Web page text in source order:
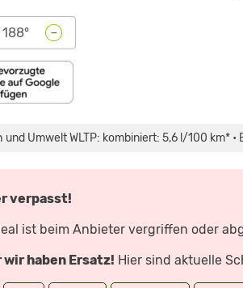
188° -
und Umwelt WLTP: kombiniert: 5,6 l/100 km* •
verpasst!
ist beim Anbieter vergriffen oder
wir haben Ersatz! Hier sind aktuelle